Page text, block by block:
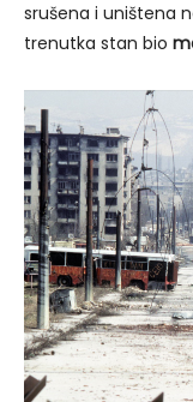
srušena i uništena
trenutka stan bio